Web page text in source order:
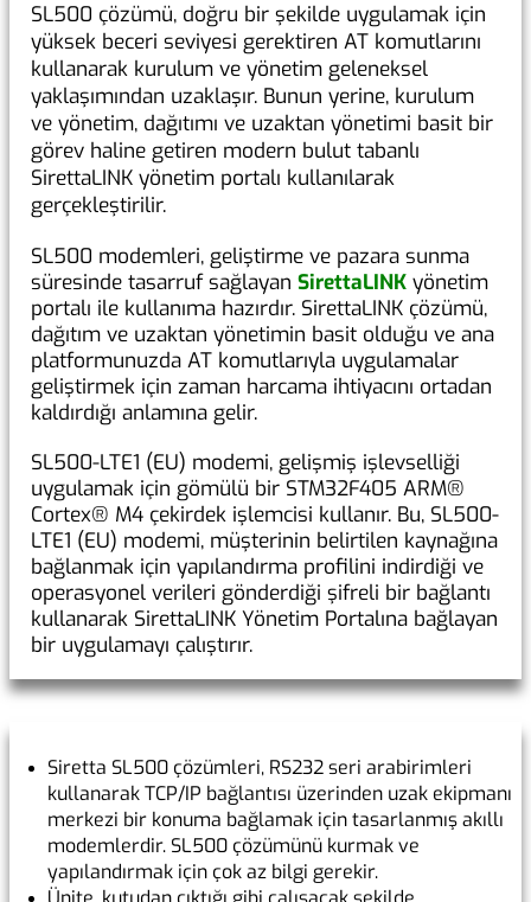
SL500 çözümü, doğru bir şekilde uygulamak için
yüksek beceri seviyesi gerektiren AT komutlarını
kullanarak kurulum ve yönetim geleneksel
yaklaşımından uzaklaşır. Bunun yerine, kurulum
ve yönetim, dağıtımı ve uzaktan yönetimi basit bir
görev haline getiren modern bulut tabanlı
SirettaLINK yönetim portalı kullanılarak
gerçekleştirilir.
SL500 modemleri, geliştirme ve pazara sunma
süresinde tasarruf sağlayan SirettaLINK yönetim
portalı ile kullanıma hazırdır. SirettaLINK çözümü,
dağıtım ve uzaktan yönetimin basit olduğu ve ana
platformunuzda AT komutlarıyla uygulamalar
geliştirmek için zaman harcama ihtiyacını ortadan
kaldırdığı anlamına gelir.
SL500-LTE1 (EU) modemi, gelişmiş işlevselliği
uygulamak için gömülü bir STM32F405 ARM®
Cortex® M4 çekirdek işlemcisi kullanır. Bu, SL500-
LTE1 (EU) modemi, müşterinin belirtilen kaynağına
bağlanmak için yapılandırma profilini indirdiği ve
operasyonel verileri gönderdiği şifreli bir bağlantı
kullanarak SirettaLINK Yönetim Portalına bağlayan
bir uygulamayı çalıştırır.
Siretta SL500 çözümleri, RS232 seri arabirimleri
kullanarak TCP/IP bağlantısı üzerinden uzak ekipmanı
merkezi bir konuma bağlamak için tasarlanmış akıllı
modemlerdir. SL500 çözümünü kurmak ve
yapılandırmak için çok az bilgi gerekir.